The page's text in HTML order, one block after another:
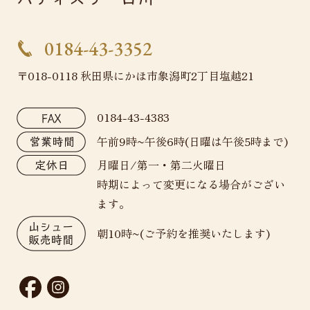
0184-43-3352
〒018-0118 秋田県にかほ市象潟町2丁目塩越21
0184-43-4383
午前9時~午後6時(日曜は午後5時まで)
月曜日/第一・第二火曜日
時期によって変更になる場合がござい
ます。
朝10時~(ご予約を推奨いたします)